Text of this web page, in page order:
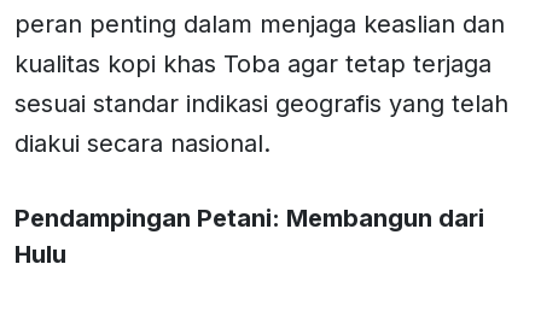
peran penting dalam menjaga keaslian dan
kualitas kopi khas Toba agar tetap terjaga
sesuai standar indikasi geografis yang telah
diakui secara nasional.
Pendampingan Petani: Membangun dari
Hulu